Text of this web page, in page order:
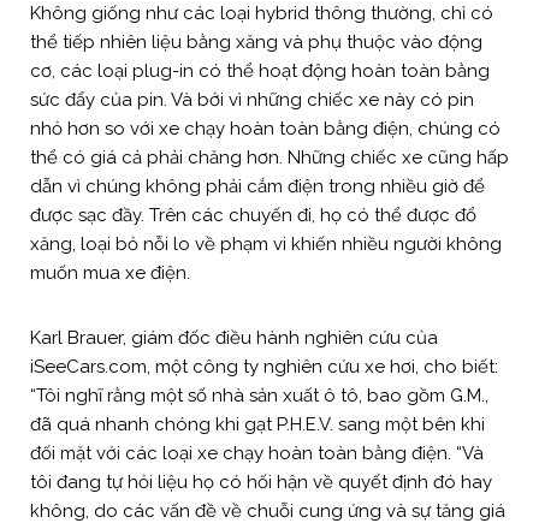
Không giống như các loại hybrid thông thường, chỉ có
thể tiếp nhiên liệu bằng xăng và phụ thuộc vào động
cơ, các loại plug-in có thể hoạt động hoàn toàn bằng
sức đẩy của pin. Và bởi vì những chiếc xe này có pin
nhỏ hơn so với xe chạy hoàn toàn bằng điện, chúng có
thể có giá cả phải chăng hơn. Những chiếc xe cũng hấp
dẫn vì chúng không phải cắm điện trong nhiều giờ để
được sạc đầy. Trên các chuyến đi, họ có thể được đổ
xăng, loại bỏ nỗi lo về phạm vi khiến nhiều người không
muốn mua xe điện.
Karl Brauer, giám đốc điều hành nghiên cứu của
iSeeCars.com, một công ty nghiên cứu xe hơi, cho biết:
“Tôi nghĩ rằng một số nhà sản xuất ô tô, bao gồm G.M.,
đã quá nhanh chóng khi gạt P.H.E.V. sang một bên khi
đối mặt với các loại xe chạy hoàn toàn bằng điện. “Và
tôi đang tự hỏi liệu họ có hối hận về quyết định đó hay
không, do các vấn đề về chuỗi cung ứng và sự tăng giá